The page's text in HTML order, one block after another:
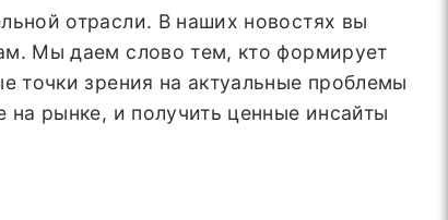
отрасли. В наших новостях вы
Мы даем слово тем, кто формирует
точки зрения на актуальные проблемы
рынке, и получить ценные инсайты